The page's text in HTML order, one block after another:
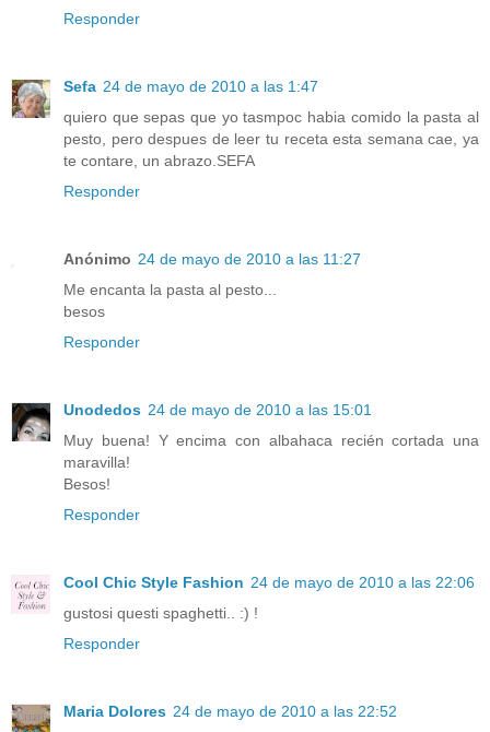
Responder
Sefa 24 de mayo de 2010 a las 1:47
quiero que sepas que yo tasmpoc habia comido la pasta al
pesto, pero despues de leer tu receta esta semana cae, ya
te contare, un abrazo.SEFA
Responder
Anónimo 24 de mayo de 2010 a las 11:27
Me encanta la pasta al pesto...
besos
Responder
Unodedos 24 de mayo de 2010 a las 15:01
Muy buena! Y encima con albahaca recién cortada una
maravilla!
Besos!
Responder
Cool Chic Style Fashion 24 de mayo de 2010 a las 22:06
gustosi questi spaghetti.. :) !
Responder
Maria Dolores 24 de mayo de 2010 a las 22:52